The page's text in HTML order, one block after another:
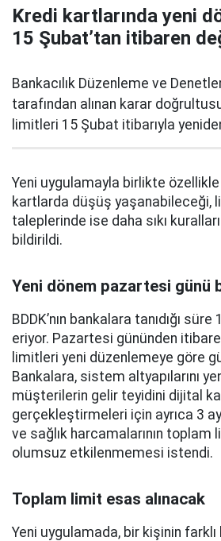
Kredi kartlarında yeni
15 Şubat’tan itibaren
Bankacılık Düzenleme ve
tarafından alınan karar
limitleri 15 Şubat itibarıyla
Yeni uygulamayla birlikte
kartlarda düşüş yaşanabileceği,
taleplerinde ise daha sıkı
bildirildi.
Yeni dönem pazartesi günü
BDDK’nın bankalara tanıdığı
eriyor. Pazartesi gününden
limitleri yeni düzenlemeye göre
Bankalara, sistem altyapılarını
müşterilerin gelir teyidini dijital
gerçekleştirmeleri için ayrıca 3
ve sağlık harcamalarının toplam
olumsuz etkilenmemesi istendi.
Toplam limit esas alınacak
Yeni uygulamada, bir kişinin